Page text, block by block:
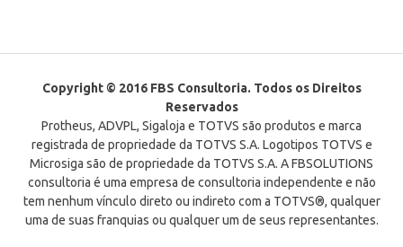
Copyright © 2016 FBS Consultoria. Todos os Direitos
Reservados
Protheus, ADVPL, Sigaloja e TOTVS são produtos e marca
registrada de propriedade da TOTVS S.A. Logotipos TOTVS e
Microsiga são de propriedade da TOTVS S.A. A FBSOLUTIONS
consultoria é uma empresa de consultoria independente e não
tem nenhum vínculo direto ou indireto com a TOTVS®, qualquer
uma de suas franquias ou qualquer um de seus representantes.